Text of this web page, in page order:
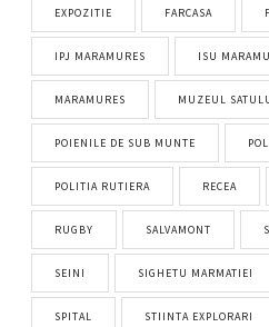
EXPOZITIE FARCASA
IPJ MARAMURES ISU
MARAMURES MUZEUL
POIENILE DE SUB MUNTE
POLITIA RUTIERA RECEA
RUGBY SALVAMONT
SEINI SIGHETU MARMATIEI
SPITAL STIINTA EXPLORARI